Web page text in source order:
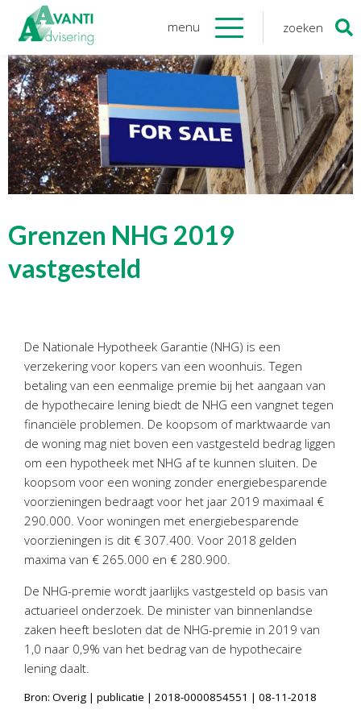
menu zoeken
Organisatie
Onze medewerkers
NOAB gecertificeerd
Algemene verordening
gegevensbescherming
Sponsoring
Onzediensten
Tijdelijk financieel personeel
Personeel & Organisatie
Bedrijfseconomisch advies
Belastingadvies Purmerend
Online boekhouden
Nieuws&informatie
Nieuwsbrief
Nieuwsoverzicht
Downloads
Contact
AvantiOnline
Zoeken
naar:
Grenzen NHG 2019
vastgesteld
De Nationale Hypotheek Garantie (NHG) is een
verzekering voor kopers van een woonhuis. Tegen
betaling van een eenmalige premie bij het aangaan van
de hypothecaire lening biedt de NHG een vangnet tegen
financiële problemen. De koopsom of marktwaarde van
de woning mag niet boven een vastgesteld bedrag liggen
om een hypotheek met NHG af te kunnen sluiten. De
koopsom voor een woning zonder energiebesparende
voorzieningen bedraagt voor het jaar 2019 maximaal €
290.000. Voor woningen met energiebesparende
voorzieningen is dit € 307.400. Voor 2018 gelden
maxima van € 265.000 en € 280.900.
De NHG-premie wordt jaarlijks vastgesteld op basis van
actuarieel onderzoek. De minister van binnenlandse
zaken heeft besloten dat de NHG-premie in 2019 van
1,0 naar 0,9% van het bedrag van de hypothecaire
lening daalt.
Bron: Overig | publicatie | 2018-0000854551 | 08-11-2018